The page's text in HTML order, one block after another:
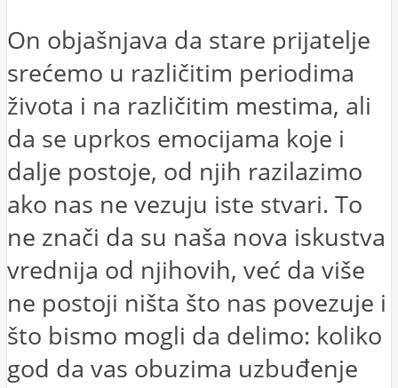
On objašnjava da stare prijatelje
srećemo u različitim periodima
života i na različitim mestima, ali
da se uprkos emocijama koje i
dalje postoje, od njih razilazimo
ako nas ne vezuju iste stvari. To
ne znači da su naša nova iskustva
vrednija od njihovih, već da više
ne postoji ništa što nas povezuje i
što bismo mogli da delimo: koliko
god da vas obuzima uzbuđenje